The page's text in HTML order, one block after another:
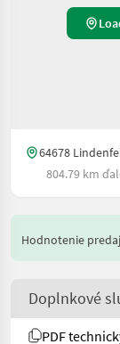
64678
804.79 km
Hodnotenie
Doplnkové
PDF